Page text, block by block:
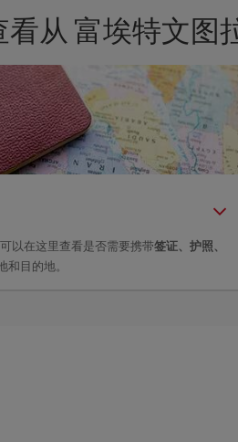
看从 富埃特文图
以在这里查看是否需要携带签证、护照、
目的地。